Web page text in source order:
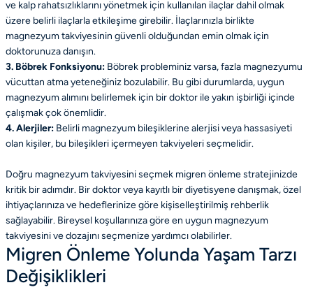
ve kalp rahatsızlıklarını yönetmek için kullanılan ilaçlar dahil olmak
üzere belirli ilaçlarla etkileşime girebilir. İlaçlarınızla birlikte
magnezyum takviyesinin güvenli olduğundan emin olmak için
doktorunuza danışın.
3. Böbrek Fonksiyonu: Böbrek probleminiz varsa, fazla magnezyumu
vücuttan atma yeteneğiniz bozulabilir. Bu gibi durumlarda, uygun
magnezyum alımını belirlemek için bir doktor ile yakın işbirliği içinde
çalışmak çok önemlidir.
4. Alerjiler: Belirli magnezyum bileşiklerine alerjisi veya hassasiyeti
olan kişiler, bu bileşikleri içermeyen takviyeleri seçmelidir.
Doğru magnezyum takviyesini seçmek migren önleme stratejinizde
kritik bir adımdır. Bir doktor veya kayıtlı bir diyetisyene danışmak, özel
ihtiyaçlarınıza ve hedeflerinize göre kişiselleştirilmiş rehberlik
sağlayabilir. Bireysel koşullarınıza göre en uygun magnezyum
takviyesini ve dozajını seçmenize yardımcı olabilirler.
Migren Önleme Yolunda Yaşam Tarzı
Değişiklikleri